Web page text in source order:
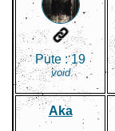
Pute :19
void
Aka